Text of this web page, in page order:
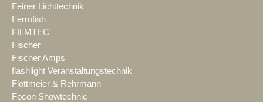
Feiner Lichttechnik
Ferrofish
FILMTEC
Fischer
Fischer Amps
flashlight Veranstaltungstechnik
Flottmeier & Rehrmann
Focon Showtechnic